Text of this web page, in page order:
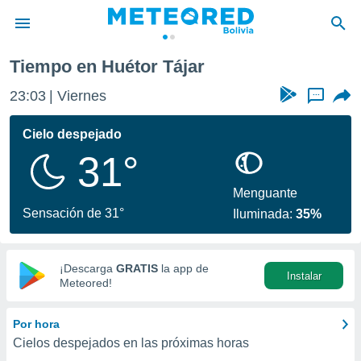
de
ha
calidad.
a este
las
y
digital
basada
Tiempo en Huétor Tájar
23:03 Viernes ...
Cielo despejado
31°
Sensación de 31°
Menguante
Iluminada:35%
¡Descarga GRATIS la app de
Meteored!
Instalar
Por hora
Cielos despejados en las próximas horas